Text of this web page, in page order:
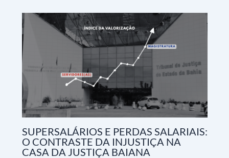
SUPERSALÁRIOS E PERDAS SALARIAIS:
O CONTRASTE DA INJUSTIÇA NA
CASA DA JUSTIÇA BAIANA